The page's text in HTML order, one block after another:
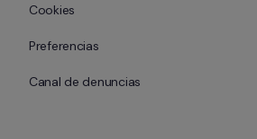
Cookies
Preferencias
Canal de denuncias